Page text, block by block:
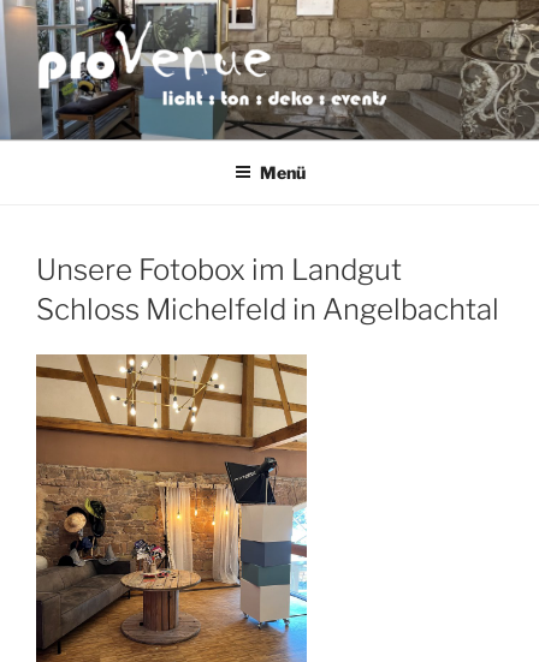
Zum
Inhalt
springen
PROVENUE
VERANSTALTUNGSTECHNIK
licht : ton : deko : events
Menü
Unsere Fotobox im Landgut
Schloss Michelfeld in Angelbachtal